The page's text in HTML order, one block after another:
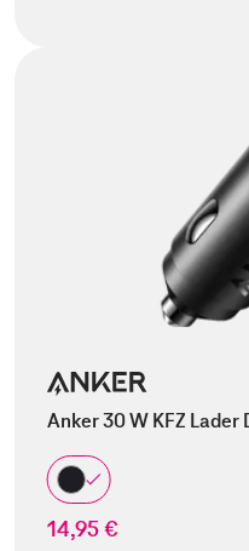
Anker 30 W KFZ Lader
14,95 €